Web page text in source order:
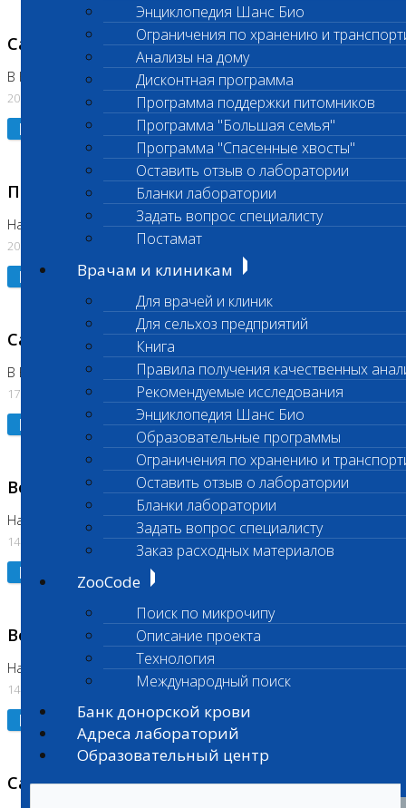
Энциклопедия Шанс Био
Ограничения по хранению и
Анализы на дому
Дисконтная программа
Программа поддержки питомников
Программа "Большая семья"
Программа "Спасенные хвосты"
Оставить отзыв о лаборатории
Бланки лаборатории
Задать вопрос специалисту
Постамат
Врачам и клиникам
Для врачей и клиник
Для сельхоз предприятий
Книга
Правила получения качественных
Рекомендуемые исследования
Энциклопедия Шанс Био
Образовательные программы
Ограничения по хранению и
Оставить отзыв о лаборатории
Бланки лаборатории
Задать вопрос специалисту
Заказ расходных материалов
ZooCode
Поиск по микрочипу
Описание проекта
Технология
Международный поиск
Банк донорской крови
Адреса лабораторий
Образовательный центр
Санитарный день
В Коломне 20.07.2026
20.07.2026
Подробнее
Приостановлено выполнение исследования
На Нагорной
20.07.2026
Подробнее
Санитарный день
В Бутово
17.07.2026
Подробнее
Возобновлено выполнение исследования
На Нагорной (Код 961, 962)
14.07.2026
Подробнее
Возобновлено выполнение исследования
На Нагорной (Код 157)
14.07.2026
Подробнее
Санитарный день